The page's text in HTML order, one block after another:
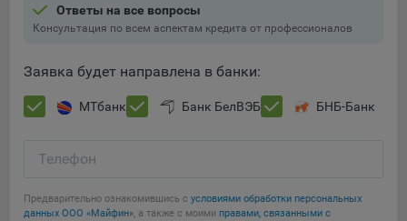
Ответы на все вопросы
Консультация по всем аспектам кредита от профессионалов
Заявка будет направлена в банки:
МТбанк Банк БелВЭБ БНБ-Банк
Телефон
Предварительно ознакомившись с условиями обработки персональных
данных ООО «Майфин», а также с моими правами, связанными с